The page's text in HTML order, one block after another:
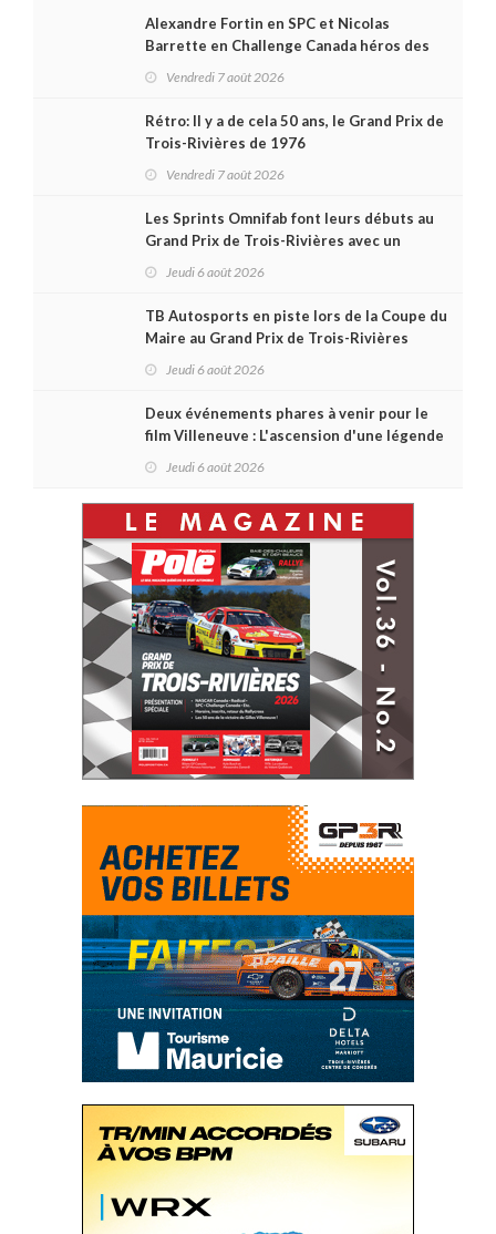
Alexandre Fortin en SPC et Nicolas
Barrette en Challenge Canada héros des
Vendredi 7 août 2026
Rétro: Il y a de cela 50 ans, le Grand Prix de
Trois-Rivières de 1976
Vendredi 7 août 2026
Les Sprints Omnifab font leurs débuts au
Grand Prix de Trois-Rivières avec un
Jeudi 6 août 2026
TB Autosports en piste lors de la Coupe du
Maire au Grand Prix de Trois-Rivières
Jeudi 6 août 2026
Deux événements phares à venir pour le
film Villeneuve : L'ascension d'une légende
Jeudi 6 août 2026